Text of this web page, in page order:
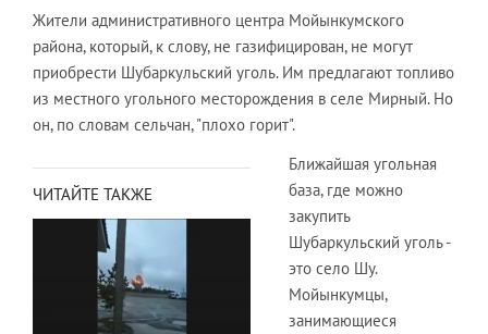
Жители административного центра Мойынкумского
района, который, к слову, не газифицирован, не могут
приобрести Шубаркульский уголь. Им предлагают топливо
из местного угольного месторождения в селе Мирный. Но
он, по словам сельчан, "плохо горит".
ЧИТАЙТЕ ТАКЖЕ
Ближайшая угольная
база, где можно
закупить
Шубаркульский уголь -
это село Шу.
Мойынкумцы,
занимающиеся